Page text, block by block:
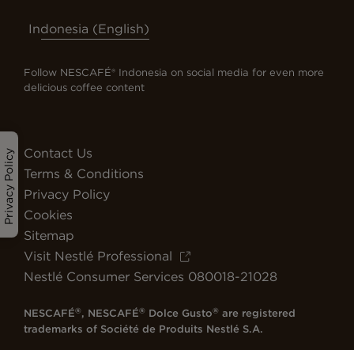
Privacy Policy
Indonesia (English)
Follow NESCAFÉ® Indonesia on social media for even more
delicious coffee content
Contact Us
Terms & Conditions
Privacy Policy
Cookies
Sitemap
Visit Nestlé Professional
Nestlé Consumer Services 080018-21028
NESCAFÉ®, NESCAFÉ® Dolce Gusto® are registered
trademarks of Société de Produits Nestlé S.A.